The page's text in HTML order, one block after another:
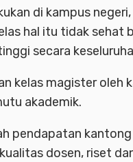
di kampus
hal itu tidak sehat
secara
kelas magister oleh
akademik.
pendapatan
dosen, riset